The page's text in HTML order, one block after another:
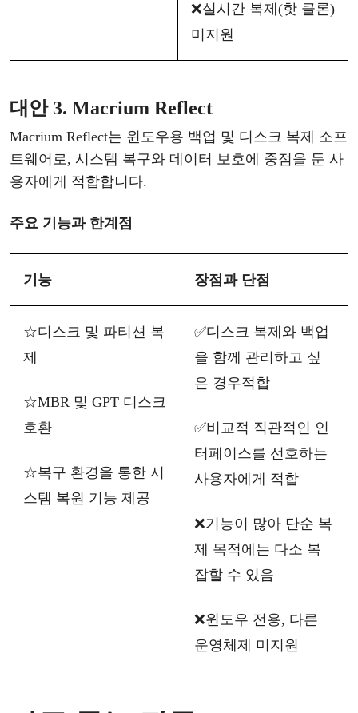
❌실시간 복제(핫 클론)
미지원
대안 3. Macrium Reflect
Macrium Reflect는 윈도우용 백업 및 디스크 복제 소프
트웨어로 , 시스템 복구와 데이터 보호에 중점을 둔 사
용자에게 적합합니다.
주요 기능과 한계점
기능 장점과 단점
☆디스크 및 파티션 복
제
☆MBR 및 GPT 디스크
호환
☆복구 환경을 통한 시
스템 복원 기능 제공
✅디스크 복제와 백업
을 함께 관리하고 싶
은 경우적합
✅비교적 직관적인 인
터페이스를 선호하는
사용자에게 적합
❌기능이 많아 단순 복
제 목적에는 다소 복
잡할 수 있음
❌윈도우 전용, 다른
운영체제 미지원